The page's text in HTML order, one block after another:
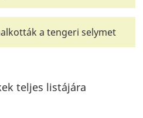
a tengeri selymet
teljes listájára